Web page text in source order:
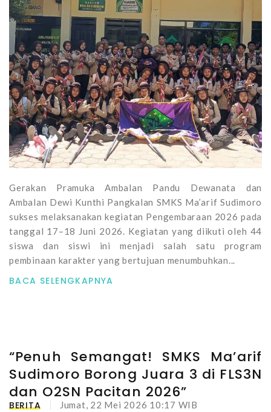
Gerakan Pramuka Ambalan Pandu Dewanata dan
Ambalan Dewi Kunthi Pangkalan SMKS Ma’arif Sudimoro
sukses melaksanakan kegiatan Pengembaraan 2026 pada
tanggal 17–18 Juni 2026. Kegiatan yang diikuti oleh 44
siswa dan siswi ini menjadi salah satu program
pembinaan karakter yang bertujuan menumbuhkan...
BACA SELENGKAPNYA
“Penuh Semangat! SMKS Ma’arif
Sudimoro Borong Juara 3 di FLS3N
dan O2SN Pacitan 2026”
BERITA Jumat, 22 Mei 2026 10:17 WIB